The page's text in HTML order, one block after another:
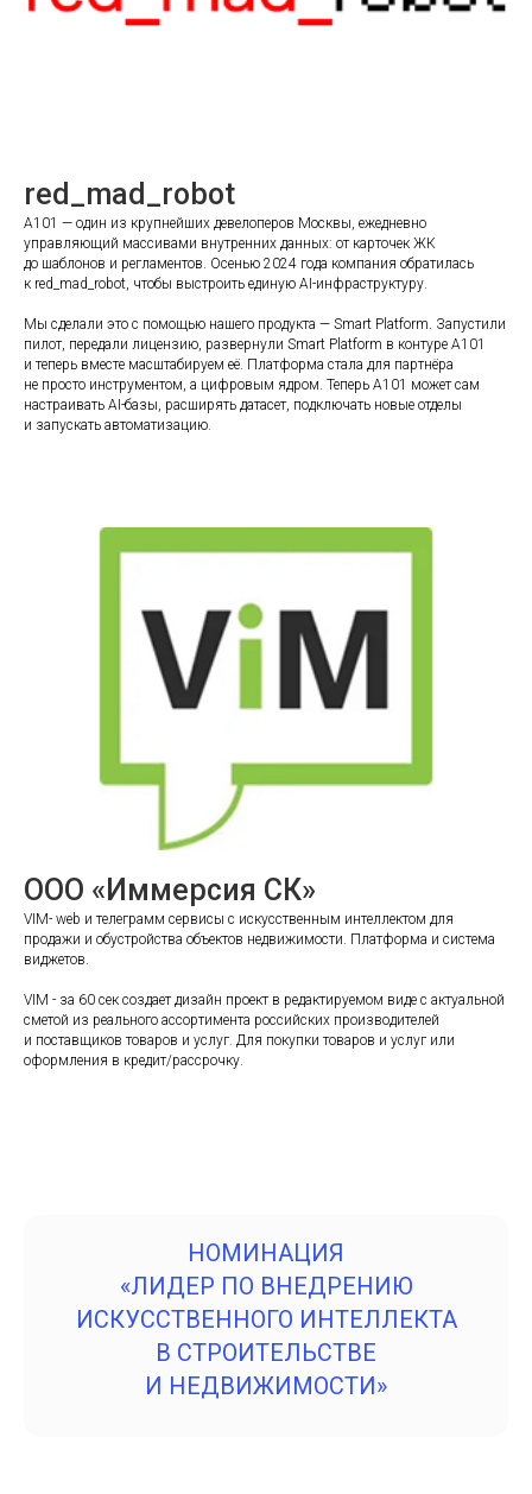
red_mad_robot
A101 — один из крупнейших девелоперов Москвы, ежедневно
управляющий массивами внутренних данных: от карточек ЖК
до шаблонов и регламентов. Осенью 2024 года компания обратилась
к red_mad_robot, чтобы выстроить единую AI-инфраструктуру.
Мы сделали это с помощью нашего продукта — Smart Platform. Запустили
пилот, передали лицензию, развернули Smart Platform в контуре A101
и теперь вместе масштабируем её. Платформа стала для партнёра
не просто инструментом, а цифровым ядром. Теперь A101 может сам
настраивать AI-базы, расширять датасет, подключать новые отделы
и запускать автоматизацию.
ООО «Иммерсия СК»
VIM- web и телеграмм сервисы с искусственным интеллектом для
продажи и обустройства объектов недвижимости. Платформа и система
виджетов.
VIM - за 60 сек создает дизайн проект в редактируемом виде с актуальной
сметой из реального ассортимента российских производителей
и поставщиков товаров и услуг. Для покупки товаров и услуг или
оформления в кредит/рассрочку.
НОМИНАЦИЯ
«ЛИДЕР ПО ВНЕДРЕНИЮ
ИСКУССТВЕННОГО ИНТЕЛЛЕКТА
В СТРОИТЕЛЬСТВЕ
И НЕДВИЖИМОСТИ»